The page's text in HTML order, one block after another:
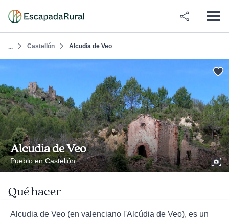
... Castellón Alcudia de Veo
Alcudia de Veo
Pueblo en Castellón
Qué hacer
Alcudia de Veo (en valenciano l'Alcúdia de Veo), es un